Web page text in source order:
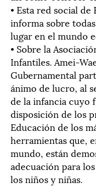
• Esta red social
informa sobre
lugar en el mundo
• Sobre la
Infantiles. Amei-
Gubernamental
ánimo de lucro, al
de la infancia cuyo
disposición de los
Educación de los
herramientas que,
mundo, están
adecuación para
los niños y niñas.